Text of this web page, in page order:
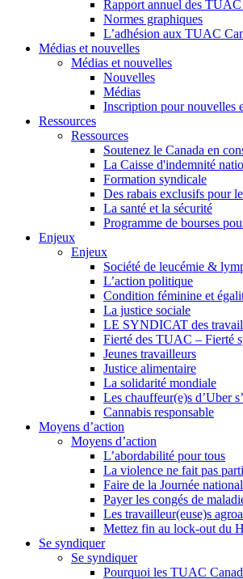
Rapport annuel des TUAC
Normes graphiques
L’adhésion aux TUAC
Médias et nouvelles
Médias et nouvelles
Nouvelles
Médias
Inscription pour nouvelles
Ressources
Ressources
Soutenez le Canada en
La Caisse d'indemnité
Formation syndicale
Des rabais exclusifs pour
La santé et la sécurité
Programme de bourses
Enjeux
Enjeux
Société de leucémie &
L’action politique
Condition féminine et
La justice sociale
LE SYNDICAT des
Fierté des TUAC – Fierté
Jeunes travailleurs
Justice alimentaire
La solidarité mondiale
Les chauffeur(e)s d’Uber
Cannabis responsable
Moyens d’action
Moyens d’action
L’abordabilité pour tous
La violence ne fait pas
Faire de la Journée
Payer les congés de
Les travailleur(euse)s
Mettez fin au lock-out du
Se syndiquer
Se syndiquer
Pourquoi les TUAC